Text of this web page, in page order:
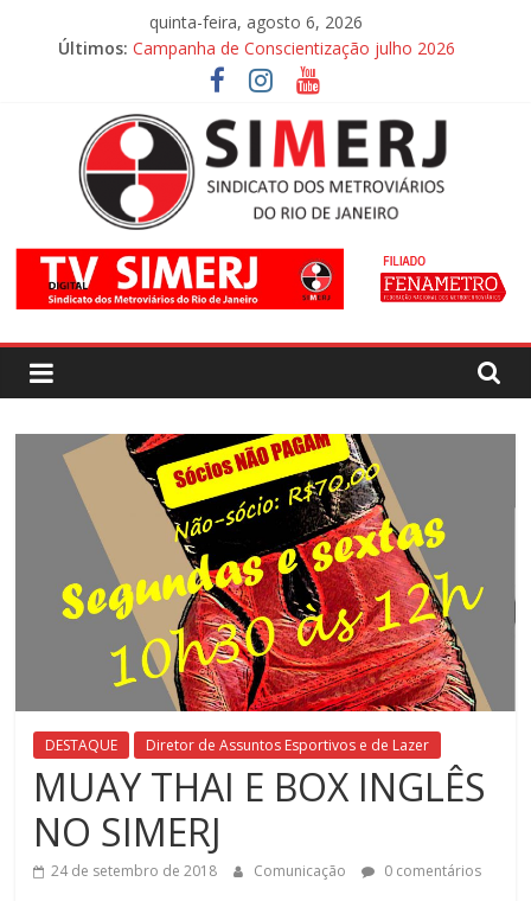
quinta-feira, agosto 6, 2026
Últimos: Campanha de Conscientização julho 2026
Campanha de Conscientização agosto 2026
SIMERJ
–
Sindicato
dos
Metroviários
do
de
Janeiro
SIMERJ
uma
DESTAQUE Diretor de Assuntos Esportivos e de Lazer
MUAY THAI E BOX INGLÊS
NO SIMERJ
24 de setembro de 2018 Comunicação 0 comentários